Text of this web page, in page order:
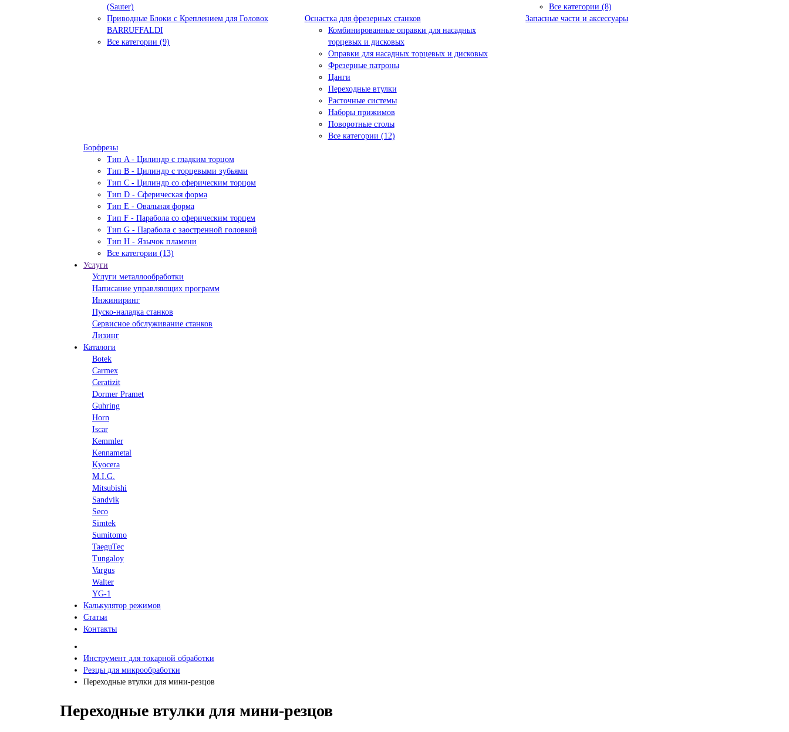
(Sauter)
Приводные Блоки с Креплением для Головок
BARRUFFALDI
Все категории (9)
Все категории (8)
Оснастка для фрезерных станков
Комбинированные оправки для насадных
торцевых и дисковых
Оправки для насадных торцевых и дисковых
Фрезерные патроны
Цанги
Переходные втулки
Расточные системы
Наборы прижимов
Поворотные столы
Все категории (12)
Запасные части и аксессуары
Борфрезы
Тип A - Цилиндр с гладким торцом
Тип В - Цилиндр с торцевыми зубьями
Тип С - Цилиндр со сферическим торцом
Тип D - Сферическая форма
Тип Е - Овальная форма
Тип F - Парабола со сферическим торцем
Тип G - Парабола с заостренной головкой
Тип H - Язычок пламени
Все категории (13)
Услуги
Услуги металлообработки
Написание управляющих программ
Инжиниринг
Пуско-наладка станков
Сервисное обслуживание станков
Лизинг
Каталоги
Botek
Carmex
Ceratizit
Dormer Pramet
Guhring
Horn
Iscar
Kemmler
Kennametal
Kyocera
M.I.G.
Mitsubishi
Sandvik
Seco
Simtek
Sumitomo
TaeguTec
Tungaloy
Vargus
Walter
YG-1
Калькулятор режимов
Статьи
Контакты
Инструмент для токарной обработки
Резцы для микрообработки
Переходные втулки для мини-резцов
Переходные втулки для мини-резцов